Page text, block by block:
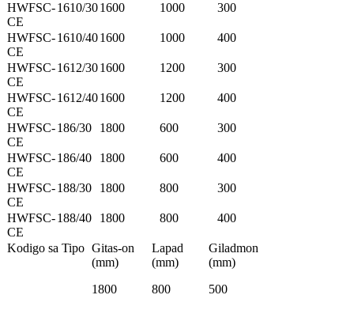
HWFSC-
CE
1610/301600 1000 300
HWFSC-
CE
1610/401600 1000 400
HWFSC-
CE
1612/301600 1200 300
HWFSC-
CE
1612/401600 1200 400
HWFSC-
CE
186/30 1800 600 300
HWFSC-
CE
186/40 1800 600 400
HWFSC-
CE
188/30 1800 800 300
HWFSC-
CE
188/40 1800 800 400
Kodigo sa Tipo Gitas-on
(mm)
1800
Lapad
(mm)
800
Giladmon
(mm)
500